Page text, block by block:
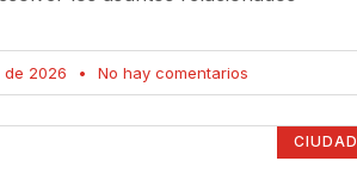
de 2026 No hay comentarios
CIUDAD